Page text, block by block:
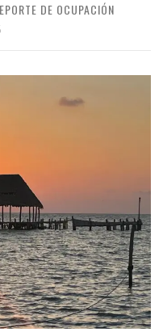
DE OCUPACIÓN